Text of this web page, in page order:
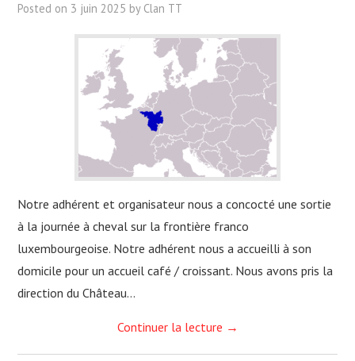
Posted on 3 juin 2025 by Clan TT
Notre adhérent et organisateur nous a concocté une sortie
à la journée à cheval sur la frontière franco
luxembourgeoise. Notre adhérent nous a accueilli à son
domicile pour un accueil café / croissant. Nous avons pris la
direction du Château…
Continuer la lecture →